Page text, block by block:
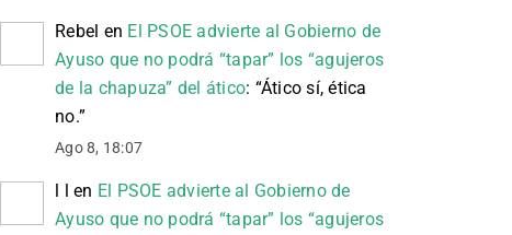
Rebel en El PSOE advierte al Gobierno de
Ayuso que no podrá “tapar” los “agujeros
de la chapuza” del ático: “Ático sí, ética
no.”
Ago 8, 18:07
l l en El PSOE advierte al Gobierno de
Ayuso que no podrá “tapar” los “agujeros